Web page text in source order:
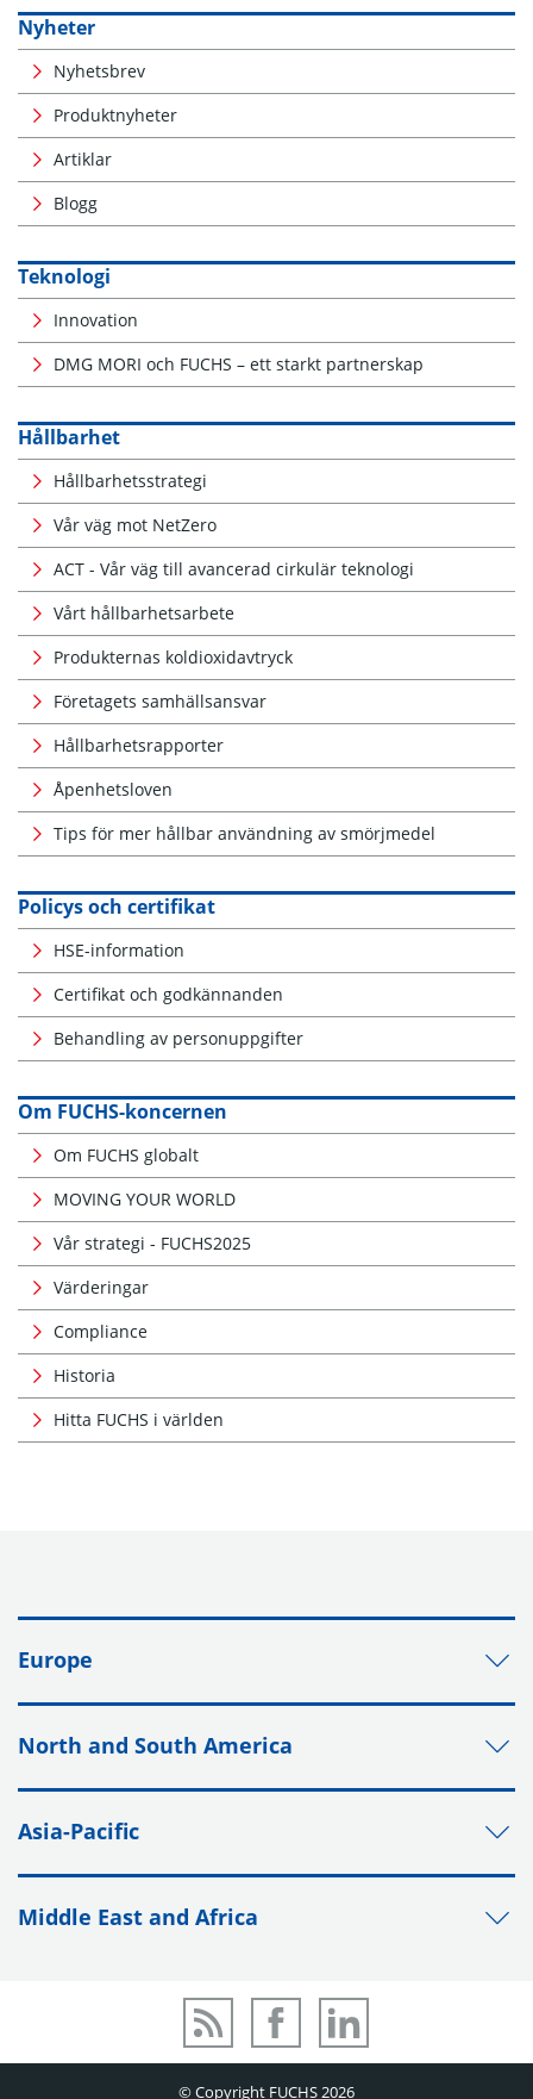
Nyheter
Nyhetsbrev
Produktnyheter
Artiklar
Blogg
Teknologi
Innovation
DMG MORI och FUCHS – ett starkt partnerskap
Hållbarhet
Hållbarhetsstrategi
Vår väg mot NetZero
ACT - Vår väg till avancerad cirkulär teknologi
Vårt hållbarhetsarbete
Produkternas koldioxidavtryck
Företagets samhällsansvar
Hållbarhetsrapporter
Åpenhetsloven
Tips för mer hållbar användning av smörjmedel
Policys och certifikat
HSE-information
Certifikat och godkännanden
Behandling av personuppgifter
Om FUCHS-koncernen
Om FUCHS globalt
MOVING YOUR WORLD
Vår strategi - FUCHS2025
Värderingar
Compliance
Historia
Hitta FUCHS i världen
Europe
North and South America
Asia-Pacific
Middle East and Africa
© Copyright FUCHS 2026